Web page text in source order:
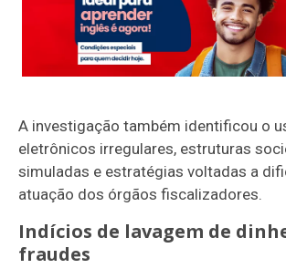
A investigação também identificou o
eletrônicos irregulares, estruturas
simuladas e estratégias voltadas a
atuação dos órgãos fiscalizadores.
Indícios de lavagem de
fraudes